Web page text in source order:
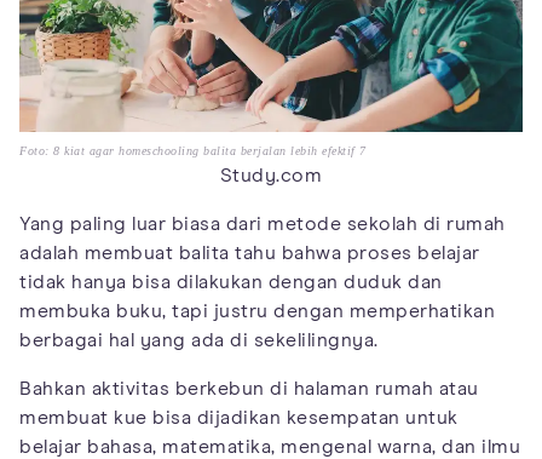
Foto: 8 kiat agar homeschooling balita berjalan lebih efektif 7
Study.com
Yang paling luar biasa dari metode sekolah di rumah
adalah membuat balita tahu bahwa proses belajar
tidak hanya bisa dilakukan dengan duduk dan
membuka buku, tapi justru dengan memperhatikan
berbagai hal yang ada di sekelilingnya.
Bahkan aktivitas berkebun di halaman rumah atau
membuat kue bisa dijadikan kesempatan untuk
belajar bahasa, matematika, mengenal warna, dan ilmu